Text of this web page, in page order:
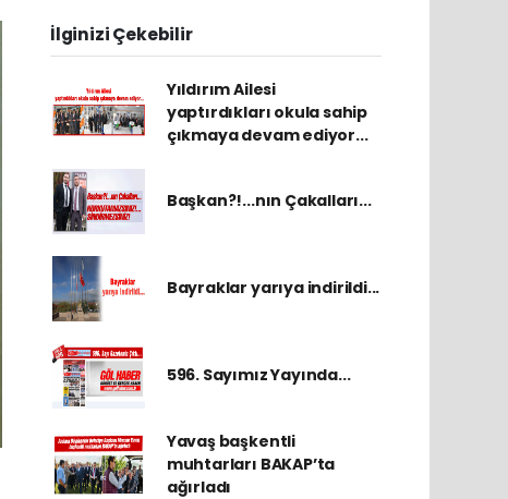
İlginizi Çekebilir
Yıldırım Ailesi
yaptırdıkları okula sahip
çıkmaya devam ediyor...
Başkan?!...nın Çakalları...
Bayraklar yarıya indirildi...
596. Sayımız Yayında...
Yavaş başkentli
muhtarları BAKAP’ta
ağırladı